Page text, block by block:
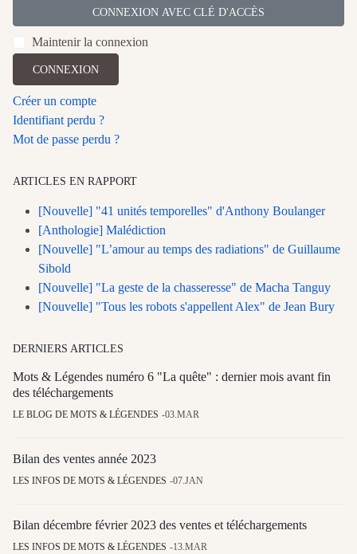
CONNEXION AVEC CLÉ D'ACCÈS
Maintenir la connexion
CONNEXION
Créer un compte
Identifiant perdu ?
Mot de passe perdu ?
ARTICLES EN RAPPORT
[Nouvelle] "41 unités temporelles" d'Anthony Boulanger
[Anthologie] Malédiction
[Nouvelle] "L’amour au temps des radiations" de Guillaume
Sibold
[Nouvelle] "La geste de la chasseresse" de Macha Tanguy
[Nouvelle] "Tous les robots s'appellent Alex" de Jean Bury
DERNIERS ARTICLES
Mots & Légendes numéro 6 "La quête" : dernier mois avant fin
des téléchargements
LE BLOG DE MOTS & LÉGENDES 03.MAR
Bilan des ventes année 2023
LES INFOS DE MOTS & LÉGENDES 07.JAN
Bilan décembre février 2023 des ventes et téléchargements
LES INFOS DE MOTS & LÉGENDES 13.MAR